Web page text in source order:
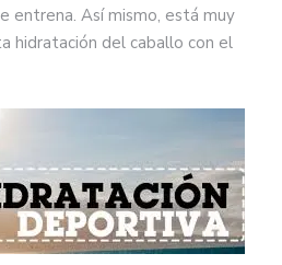
entrena. Así mismo, está muy
hidratación del caballo con el